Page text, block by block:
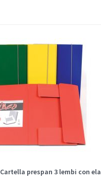
Cartella prespan 3 lembi con